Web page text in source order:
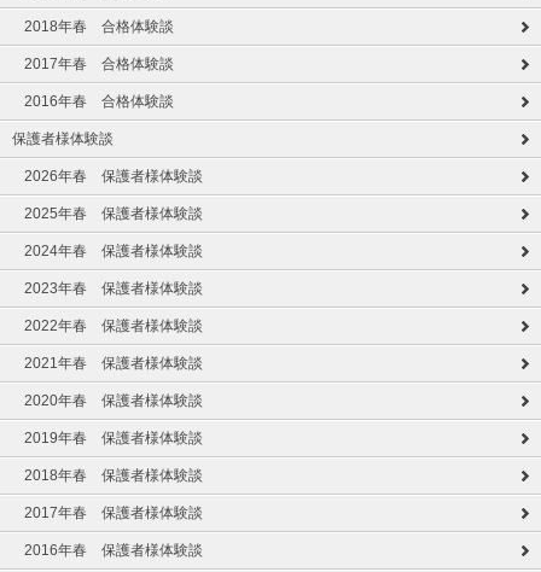
2018年春 合格体験談
2017年春 合格体験談
2016年春 合格体験談
保護者様体験談
2026年春 保護者様体験談
2025年春 保護者様体験談
2024年春 保護者様体験談
2023年春 保護者様体験談
2022年春 保護者様体験談
2021年春 保護者様体験談
2020年春 保護者様体験談
2019年春 保護者様体験談
2018年春 保護者様体験談
2017年春 保護者様体験談
2016年春 保護者様体験談